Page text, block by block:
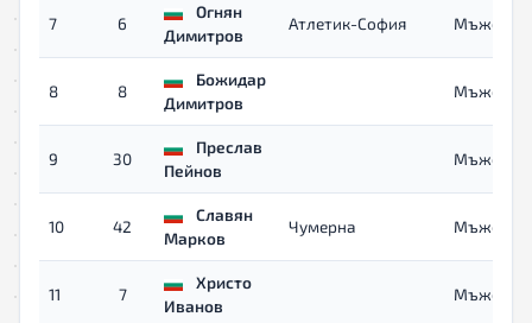
7 6
Огнян
Димитров
Атлетик-София Мъже
8 8
Божидар
Димитров
Мъже
9 30
Преслав
Пейнов
Мъже
10 42
Славян
Марков
Чумерна Мъже
11 7
Христо
Иванов
Мъже